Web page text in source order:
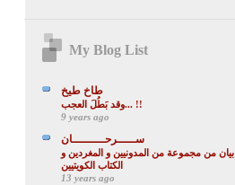
My Blog List
طاخ طيخ
وقد بَطُلَ العجب... !!
9 years ago
ســـــرحـــــــــان
بيان من مجموعة من المدونيين و المغردين و
الكتاب الكويتيين
13 years ago